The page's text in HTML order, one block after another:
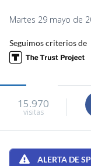
Martes 29 mayo de
Seguimos criterios de
15.970
visitas
ALERTA DE